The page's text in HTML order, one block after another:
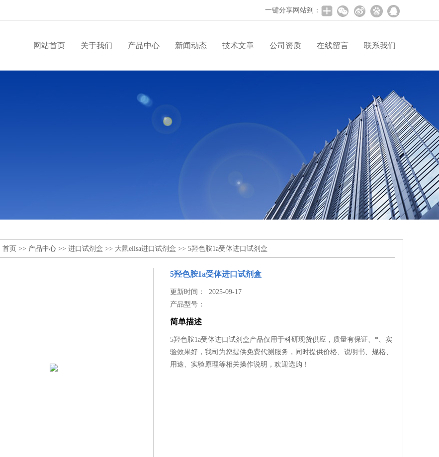
一键分享网站到：
网站首页 关于我们 产品中心 新闻动态 技术文章 公司资质 在线留言 联系我们
首页 >> 产品中心 >> 进口试剂盒 >> 大鼠elisa进口试剂盒 >> 5羟色胺1a受体进口试剂盒
5羟色胺1a受体进口试剂盒
更新时间： 2025-09-17
产品型号：
简单描述
5羟色胺1a受体进口试剂盒产品仅用于科研现货供应，质量有保证、*、实
验效果好，我司为您提供免费代测服务，同时提供价格、说明书、规格、
用途、实验原理等相关操作说明，欢迎选购！